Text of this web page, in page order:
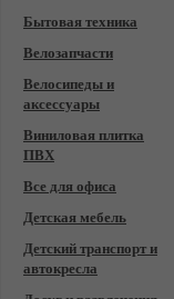
Бытовая техника
Велозапчасти
Велосипеды и
аксессуары
Виниловая плитка
ПВХ
Все для офиса
Детская мебель
Детский транспорт и
автокресла